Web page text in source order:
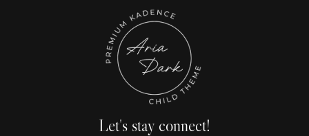
Let's stay connect!